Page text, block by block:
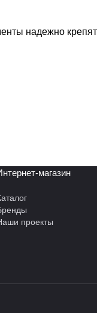
надежно
магазин
проекты